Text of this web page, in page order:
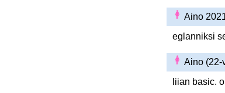
Aino
eglanniksi
Aino (22-
liian basic.